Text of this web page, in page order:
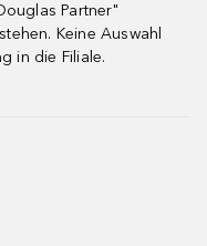
Partner"
Keine Auswahl
in die Filiale.